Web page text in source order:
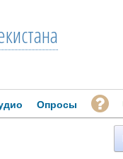
Опросы